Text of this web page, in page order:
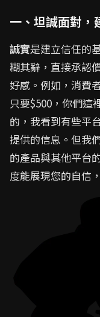
一、坦誠面對，
誠實是建立信任的
糊其辭，直接承認
好感。例如，消費
只要$500，你們這
的，我看到有些平
提供的信息。但我
的產品與其他平台
度能展現您的自信